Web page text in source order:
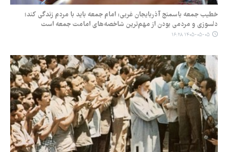
خطیب جمعه باسمنج آذربایجان غربی: امام جمعه باید با مردم زندگی کند؛
دلسوزی و مردمی بودن از مهم‌ترین شاخصه‌های امامت جمعه است
۱۴۰۵-۰۵-۰۵ ۱۶:۲۸